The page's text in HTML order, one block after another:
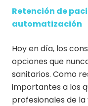
Retención de
automatización
Hoy en día, los
opciones que
sanitarios. Como
importantes a los
profesionales de la